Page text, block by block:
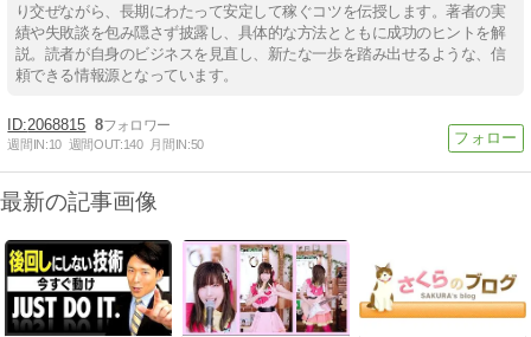
り交ぜながら、長期にわたって安定して稼ぐコツを伝授します。著者の実
績や失敗談を包み隠さず披露し、具体的な方法とともに成功のヒントを解
説。読者が自身のビジネスを見直し、新たな一歩を踏み出せるような、信
頼できる情報源となっています。
2068815 8
週間IN:10 週間OUT:140 月間IN:50
最新の記事画像